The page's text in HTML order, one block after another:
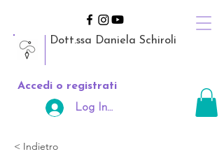
Dott.ssa Daniela Schiroli
Accedi o registrati
Log In Area Riservata
< Indietro